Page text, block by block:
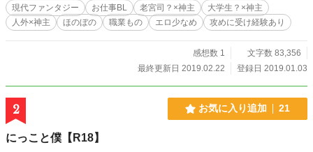
神主になって宮司の後を継ぐという話が出ており、神社の仕
事を体験しにくることになった。歌舞伎役者風のつり目のイ
ケメンだが、性格は真面目。 ◆お仕事BL、現代ファンタジ
の話だけでもお読みいただけます。 攻めの過去に地雷要素あ
り（タグ参照）。 ☆★は性描写あり。本編完結済み。番外編
w.pixiv.net/member_illust.php?mode=medium&illust_id=393
現代ファンタジー お仕事BL 老宮司？×神主
大学生？×神主
人外×神主
ほのぼの 職業もの エロ少なめ 攻めに受け経験あり
感想数 1
文字数 83,356
最終更新日 2019.02.22
登録日 2019.01.03
2 お気に入り追加 21
にっこと僕【R18】